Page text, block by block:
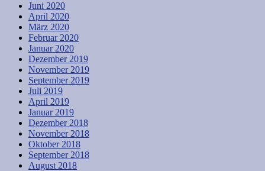
Juni 2020
April 2020
März 2020
Februar 2020
Januar 2020
Dezember 2019
November 2019
September 2019
Juli 2019
April 2019
Januar 2019
Dezember 2018
November 2018
Oktober 2018
September 2018
August 2018